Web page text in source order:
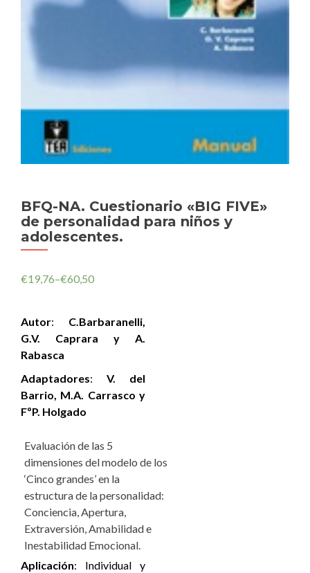
BFQ-NA. Cuestionario «BIG FIVE»
de personalidad para niños y
adolescentes.
€19,76–€60,50
Autor: C.Barbaranelli,
G.V. Caprara y A.
Rabasca
Adaptadores: V. del
Barrio, M.A. Carrasco y
FºP. Holgado
Evaluación de las 5
dimensiones del modelo de los
‘Cinco grandes’ en la
estructura de la personalidad:
Conciencia, Apertura,
Extraversión, Amabilidad e
Inestabilidad Emocional.
Aplicación: Individual y